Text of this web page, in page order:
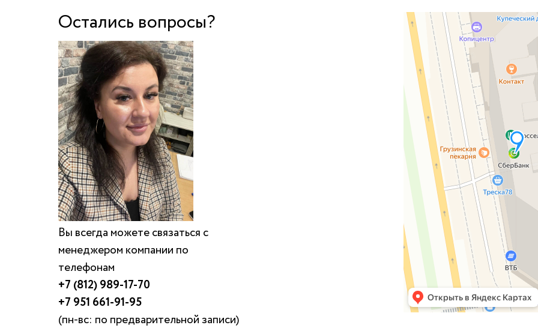
Остались вопросы?
Вы всегда можете связаться с
менеджером компании по
телефонам
+7 (812) 989-17-70
+7 951 661-91-95
(пн-вс: по предварительной записи)